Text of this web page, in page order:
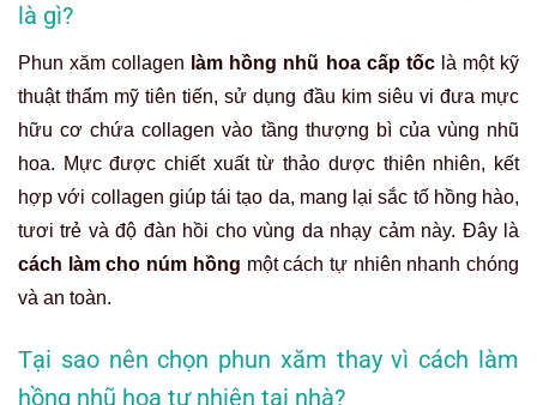
là gì?
Phun xăm collagen làm hồng nhũ hoa cấp tốclà một kỹ
thuật thẩm mỹ tiên tiến, sử dụng đầu kim siêu vi đưa mực
hữu cơ chứa collagen vào tầng thượng bì của vùng nhũ
hoa. Mực được chiết xuất từ thảo dược thiên nhiên, kết
hợp với collagen giúp tái tạo da, mang lại sắc tố hồng hào,
tươi trẻ và độ đàn hồi cho vùng da nhạy cảm này. Đây là
cách làm cho núm hồng một cách tự nhiên nhanh chóng
và an toàn.
Tại sao nên chọn phun xăm thay vì cách làm
hồng nhũ hoa tự nhiên tại nhà?